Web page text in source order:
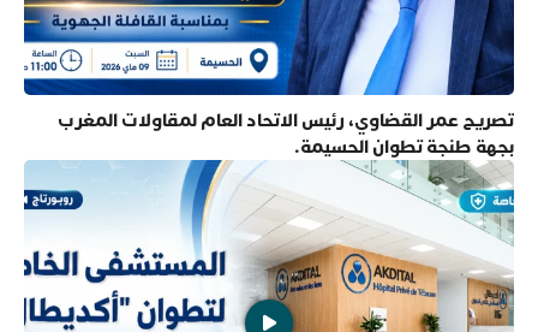
تصريح عمر القضاوي، رئيس الاتحاد العام لمقاولات المغرب
بجهة طنجة تطوان الحسيمة.